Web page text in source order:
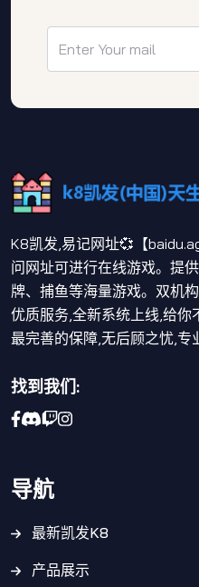
K8凯发,易记网址💞【
问网址可进行在线游戏。提
牌、捕鱼等海量游戏。双机
优质服务,全新系统上线,给你
最完善的保障,无后顾之忧,专
找到我们:
导航
最新凯发K8
产品展示